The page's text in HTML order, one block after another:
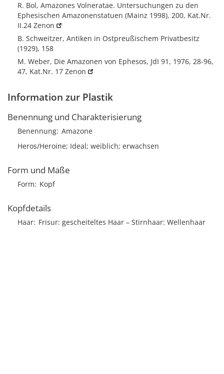
R. Bol, Amazones Volneratae. Untersuchungen zu den
Ephesischen Amazonenstatuen (Mainz 1998), 200, Kat.Nr.
II.24 Zenon
B. Schweitzer, Antiken in Ostpreußischem Privatbesitz
(1929), 158
M. Weber, Die Amazonen von Ephesos, JdI 91, 1976, 28-96,
47, Kat.Nr. 17 Zenon
Information zur Plastik
Benennung und Charakterisierung
Benennung Amazone
Heros/Heroine; Ideal; weiblich; erwachsen
Form und Maße
Form Kopf
Kopfdetails
Haar Frisur gescheiteltes Haar Stirnhaar Wellenhaar